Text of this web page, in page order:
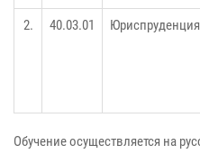
2. 40.03.01 Юриспруденция
Обучение осуществляется на